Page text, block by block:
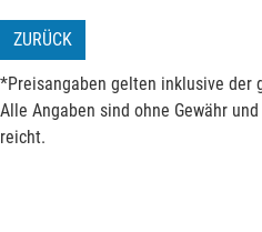
ZURÜCK
*Preisangaben gelten inklusive der
Alle Angaben sind ohne Gewähr
reicht.